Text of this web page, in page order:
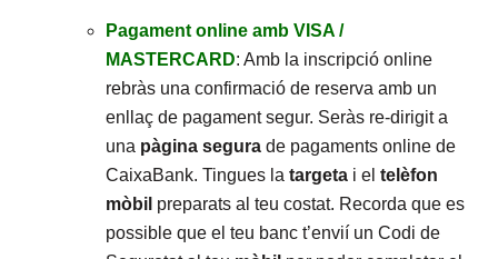
Pagament online amb VISA /
MASTERCARD: Amb la inscripció online
rebràs una confirmació de reserva amb un
enllaç de pagament segur. Seràs re-dirigit a
una pàgina segura de pagaments online de
CaixaBank. Tingues la targeta i el telèfon
mòbil preparats al teu costat. Recorda que es
possible que el teu banc t’envií un Codi de